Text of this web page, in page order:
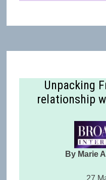
Unpacking
relationship
By Marie
27